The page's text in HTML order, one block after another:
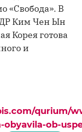
«Свобода». В
Ким Чен Ын
Корея готова
и
qurium/
ob-